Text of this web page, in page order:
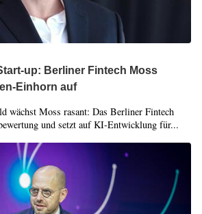
up: Berliner Fintech Moss
Einhorn auf
wächst Moss rasant: Das Berliner Fintech
und setzt auf KI-Entwicklung für...